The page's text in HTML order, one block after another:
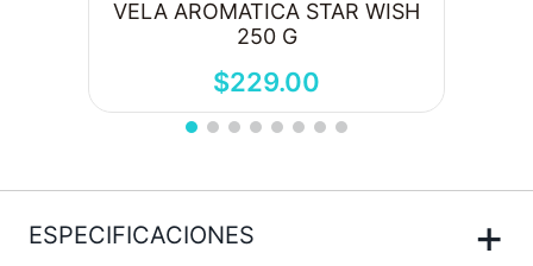
VELA AROMATICA STAR WISH
250 G
$229.00
ESPECIFICACIONES +